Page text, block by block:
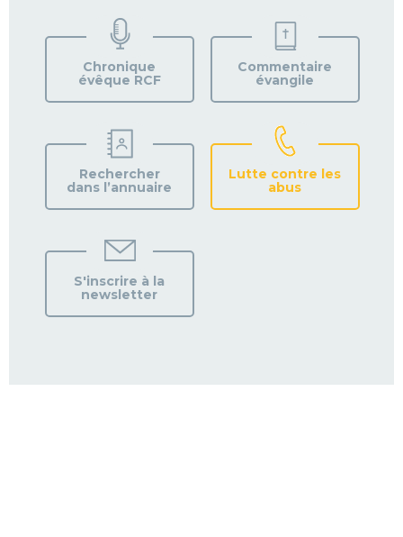
VOTRE
PAROISSE
Chronique
évêque RCF
Commentaire
évangile
Rechercher
dans l’annuaire
Lutte contre les
abus
S'inscrire à la
newsletter